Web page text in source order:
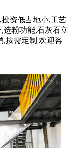
资低占地小,工艺
选粉功能,石灰石立
,按需定制,欢迎咨